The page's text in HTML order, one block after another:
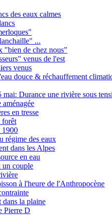
des eaux calmes
...
"bien de chez nous"
venus de l'est
venus
douce & réchauffement
mai: Durance une rivière sous
en tresse
forêt
1900
régime des eaux
dans les Alpes
en eau
un couple
à l'heure de l'Anthropocène
dans la plaine
Pierre D